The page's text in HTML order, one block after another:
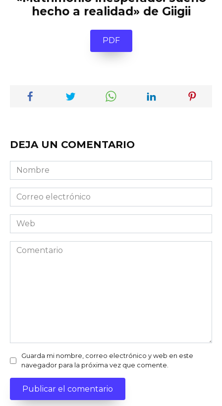
hecho a realidad» de Giigii
PDF
DEJA UN COMENTARIO
Nombre
Correo
electrónico
Web
Comentario
Guarda mi nombre, correo electrónico y web en este
navegador para la próxima vez que comente.